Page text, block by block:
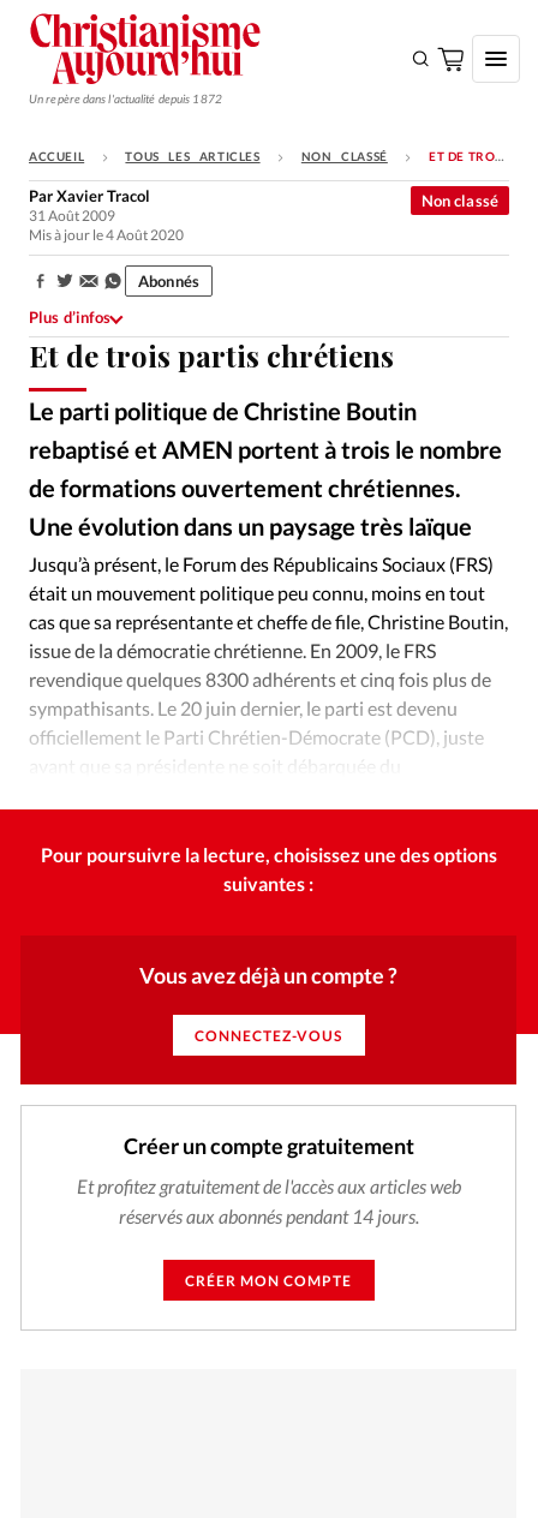
Un repère dans l'actualité depuis 1872
S'ABONNER
Monde
Opinions
Tous les articles
Faire un don
Emploi
Se connecter
Édition: Internationale
Devise:CHF
RUBRIQUES
Tous les articles
Actualité chrétienne
Actualité internationale
Chronique
Culture
Dossier
Eglises Foi Génération réveil
Monde
Opinions
Publireportage
ACCUEIL TOUS LES ARTICLES NON CLASSÉ ET DE TROIS PARTIS CHRÉTIENS
Et de trois partis chrétiens
Le parti politique de Christine Boutin
rebaptisé et AMEN portent à trois le nombre
de formations ouvertement chrétiennes.
Une évolution dans un paysage très laïque
Non classé
ParXavier Tracol
31 Août 2009
Mis à jour le 4 Août 2020
Partager:
Abonnés
Plus d’infos
©Christine Boutin.
Jusqu’à présent, le Forum des Républicains Sociaux (FRS)
était un mouvement politique peu connu, moins en tout
cas que sa représentante et cheffe de file, Christine Boutin,
issue de la démocratie chrétienne. En 2009, le FRS
revendique quelques 8300 adhérents et cinq fois plus de
sympathisants. Le 20 juin dernier, le parti est devenu
officiellement le Parti Chrétien-Démocrate (PCD), juste
avant que sa présidente ne soit débarquée du
Pour poursuivre la lecture, choisissez une des options
suivantes :
Vous avez déjà un compte ?
CONNECTEZ-VOUS
Créer un compte gratuitement
Et profitez gratuitement de l'accès aux articles web
réservés aux abonnés pendant 14 jours.
CRÉER MON COMPTE